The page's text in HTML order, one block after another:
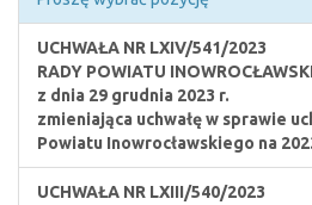
UCHWAŁA NR LXIV/541/2023
RADY POWIATU
z dnia 29 grudnia 2023 r.
zmieniająca uchwałę w sprawie
Powiatu Inowrocławskiego na
UCHWAŁA NR LXIII/540/2023